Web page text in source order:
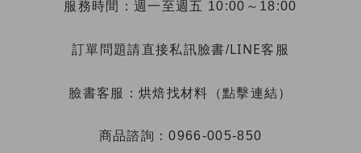
服務時間：週一至週五 10:00～18:00
訂單問題請直接私訊臉書/LINE客服
臉書客服： 烘焙找材料（點擊連結）
商品諮詢：0966-005-850